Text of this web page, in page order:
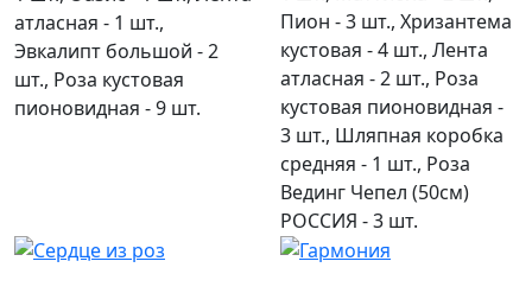
атласная - 1 шт.,
Эвкалипт большой - 2
шт., Роза кустовая
пионовидная - 9 шт.
Пион - 3 шт., Хризантема
кустовая - 4 шт., Лента
атласная - 2 шт., Роза
кустовая пионовидная -
3 шт., Шляпная коробка
средняя - 1 шт., Роза
Вединг Чепел (50см)
РОССИЯ - 3 шт.